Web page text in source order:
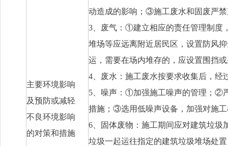
主要环境影响
及预防或减轻
不良环境影响
的对策和措施
动造成的影响 ； ③施工废水和固废严
3 、废气： ①建立相应的责任管理制度
堆场等应远离附近居民区，设置防风
运，需要在场内堆存的，应设置围挡
4 、废水：施工废水按要求收集后，
5 、噪声： ①加强施工噪声的管理 ； ②
措施 ； ③选用低噪声设备，加强对施
6 、固体废物：施工期间应对建筑垃
垃圾一起运往指定的建筑垃圾堆场处